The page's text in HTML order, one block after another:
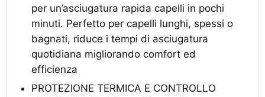
per un’asciugatura rapida capelli in pochi
minuti. Perfetto per capelli lunghi, spessi o
bagnati, riduce i tempi di asciugatura
quotidiana migliorando comfort ed
efficienza
PROTEZIONE TERMICA E CONTROLLO